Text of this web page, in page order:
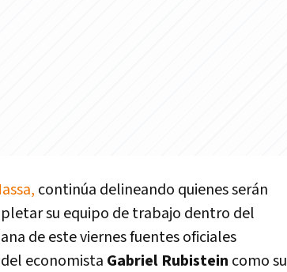
continúa delineando quienes serán
su equipo de trabajo dentro del
de este viernes fuentes oficiales
economista Gabriel Rubistein como su